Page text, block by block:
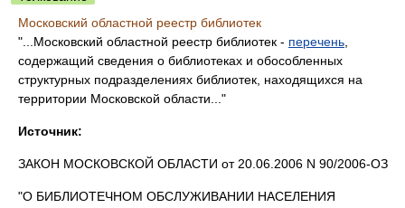
Московский областной реестр библиотек
"...Московский областной реестр библиотек - перечень
содержащий сведения о библиотеках и обособленных
структурных подразделениях библиотек, находящихся на
территории Московской области..."
Источник:
ЗАКОН МОСКОВСКОЙ ОБЛАСТИ от 20.06.2006 N 90/2006-ОЗ
"О БИБЛИОТЕЧНОМ ОБСЛУЖИВАНИИ НАСЕЛЕНИЯ